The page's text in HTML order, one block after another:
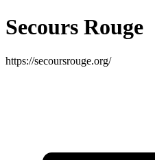
Secours Rouge
https://secoursrouge.org/